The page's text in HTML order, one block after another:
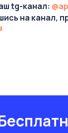
tg-канал:
на канал,